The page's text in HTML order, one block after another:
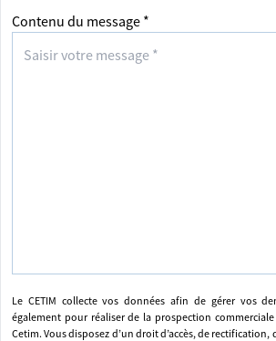
Contenu du message *
Le CETIM collecte vos données afin de gérer vos
également pour réaliser de la prospection
Cetim. Vous disposez d’un droit d’accès, de